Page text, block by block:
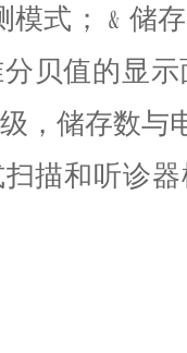
模式；﹠储
贝值的显
，储存数与
描和听诊